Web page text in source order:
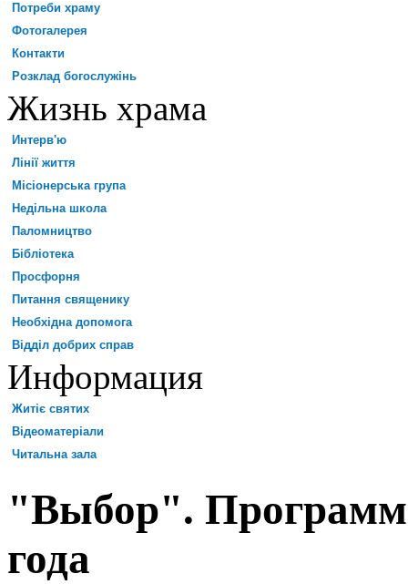
Потреби храму
Фотогалерея
Контакти
Розклад богослужінь
Жизнь храма
Интерв'ю
Лінії життя
Місіонерська група
Недільна школа
Паломництво
Бібліотека
Просфорня
Питання священику
Необхідна допомога
Відділ добрих справ
Информация
Житіє святих
Відеоматеріали
Читальна зала
"Выбор".
года